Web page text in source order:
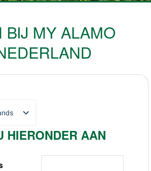
BIJ MY ALAMO
HIERONDER AAN